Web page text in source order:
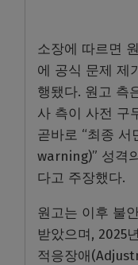
소장에 따르면
에 공식 문제 제
행됐다. 원고 측
사 측이 사전 구
곧바로 “최종
warning)” 성격
다고 주장했다.
원고는 이후 불
받았으며, 2025
적응장애